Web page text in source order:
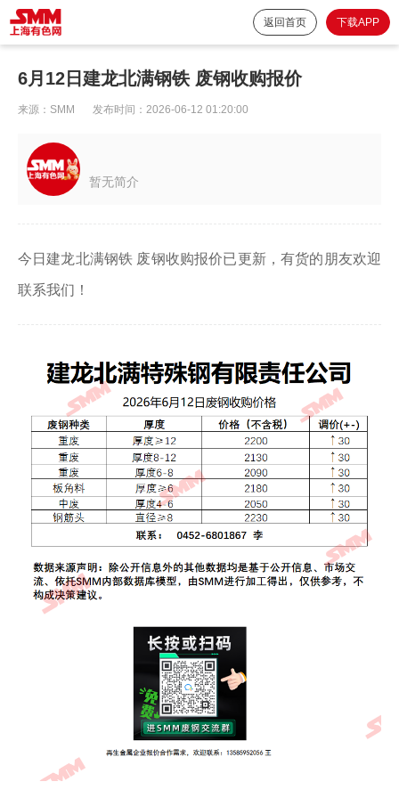
返回首页 下载APP
6月12日建龙北满钢铁 废钢收购报价
来源： SMM 发布时间： 2026-06-12 01:20:00
暂无简介
今日建龙北满钢铁 废钢收购报价已更新，有货的朋友欢迎
联系我们！